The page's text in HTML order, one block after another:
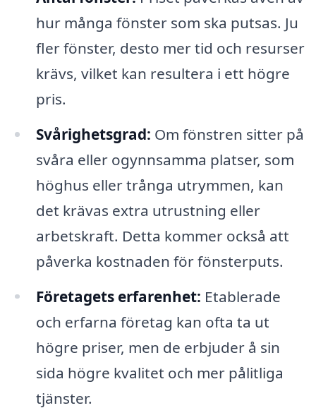
hur många fönster som ska putsas. Ju
fler fönster, desto mer tid och resurser
krävs, vilket kan resultera i ett högre
pris.
Svårighetsgrad: Om fönstren sitter på
svåra eller ogynnsamma platser, som
höghus eller trånga utrymmen, kan
det krävas extra utrustning eller
arbetskraft. Detta kommer också att
påverka kostnaden för fönsterputs.
Företagets erfarenhet: Etablerade
och erfarna företag kan ofta ta ut
högre priser, men de erbjuder å sin
sida högre kvalitet och mer pålitliga
tjänster.